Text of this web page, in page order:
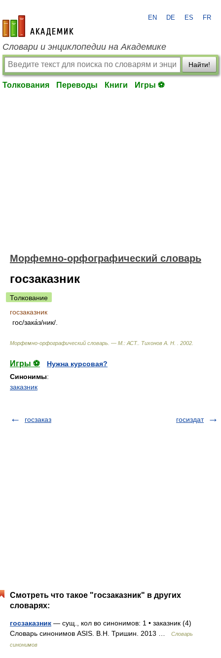
academic.ru
EN DE ES FR
Словари и энциклопедии на Академике
Найти!
Толкования Переводы Книги Игры ⚽
Морфемно-орфографический словарь
госзаказник
Толкование
госзаказник
гос/зака́з/ник/.
Морфемно-орфографический словарь. — М.: АСТ. Тихонов А. Н. 2002
Игры ⚽
Нужна курсовая?
Синонимы:
заказник
госзаказ госиздат
Смотреть что такое "госзаказник" в других
словарях:
госзаказник — сущ., кол во синонимов: 1 • заказник (4)
Словарь синонимов ASIS. В.Н. Тришин. 2013 …
Словарь
синонимов